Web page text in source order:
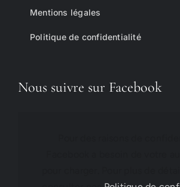
Mentions légales
Politique de confidentialité
Nous suivre sur Facebook